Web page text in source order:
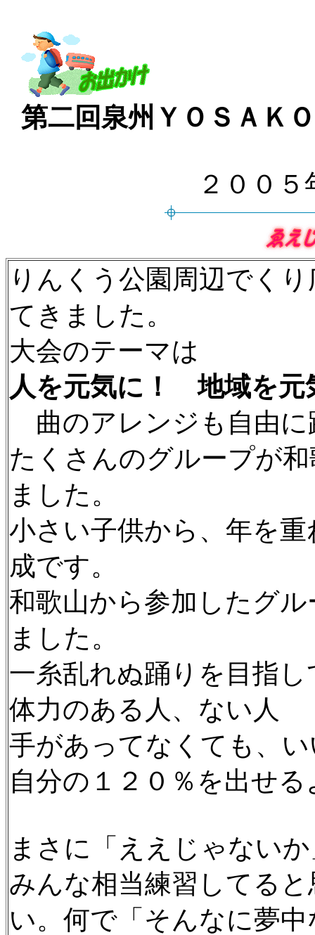
第二回泉州ＹＯＳＡＫ
２００
りんくう公園周辺でく
てきました。
大会のテーマは
人を元気に！ 地域を
曲のアレンジも自由に
たくさんのグループが
ました。
小さい子供から、年を
成です。
和歌山から参加したグ
ました。
一糸乱れぬ踊りを目指
体力のある人、ない人
手があってなくても、
自分の１２０％を出せ
まさに「ええじゃない
みんな相当練習してる
い。何で「そんなに夢